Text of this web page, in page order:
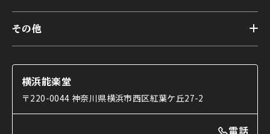
本舞台座席
交通アクセス
第二舞台
研修室
楽屋
ご利用の流れ
利用料金表
能舞台と演じ手
使用する道具
能・狂言の曲目説明
その他
コラム
OTABISHO
横浜能楽堂
〒220-0044 神奈川県横浜市西区紅葉ケ丘27-2
電話